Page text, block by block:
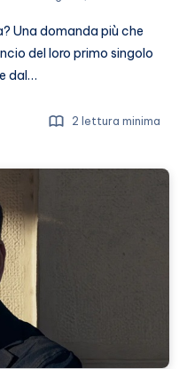
Una domanda più che
del loro primo singolo
dal…
2 lettura minima